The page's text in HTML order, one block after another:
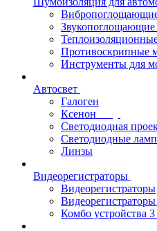
Звукопоглощающие
Противоскрипные
Инструменты для
Автосвет
Галоген
Ксенон
Светодиодная
Светодиодные
Линзы
Видеорегистраторы
Видеорегистраторы
Видеорегистраторы
Комбо устройства 3